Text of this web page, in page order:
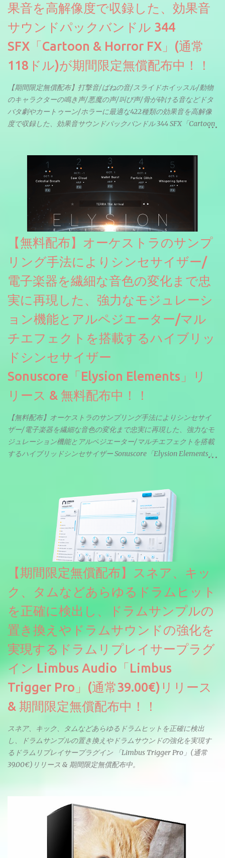
果音を高解像度で収録した、効果音
サウンドパックバンドル 344
SFX「Cartoon & Horror FX」(通常
118ドル)が期間限定無償配布中！！
【期間限定無償配布】打撃音/ばねの音/スライドホイッスル/動物
のキャラクターの鳴き声/悪魔の声/叫び声/骨が砕ける音などドタ
バタ劇やカートゥーン/ホラーに最適な422種類の効果音を高解像
度で収録した、効果音サウンドパックバンドル 344 SFX「Cartoon
【無料配布】オーケストラのサンプ
リング手法によりシンセサイザー/
電子楽器を繊細な音色の変化まで忠
実に再現した、強力なモジュレーシ
ョン機能とアルペジエーター/マル
チエフェクトを搭載するハイブリッ
ドシンセサイザー
Sonuscore「Elysion Elements」リ
リース & 無料配布中！！
【無料配布】オーケストラのサンプリング手法によりシンセサイ
ザー/電子楽器を繊細な音色の変化まで忠実に再現した、強力なモ
ジュレーション機能とアルペジエーター/マルチエフェクトを搭載
するハイブリッドシンセサイザー Sonuscore「Elysion Elements」
えるようになっています。総容量も7GBを超えます。複数の設定に
より音色が作りこまれているため、あらかじめアルペジオがプロ
グラムされているプリセットも多いですが、アルペジオを切るこ
とももちろんできます。 ほとんどのシンセライブラリは、音を一
度サンプリングしてベロシティで音量を調整します。 しかし、
ELYSIONは違います。ビンテージシンセを含む様々な音源から、
複数のベロシティレイヤーにわたって録音し、各レイヤーを整形
することで、弱く演奏した場合と強く演奏した場合で、全く異な
る音色が得られます。単に音量を変えただけの同じ音ではありま
せん。
【期間限定無償配布】スネア、キッ
ク、タムなどあらゆるドラムヒット
を正確に検出し、ドラムサンプルの
置き換えやドラムサウンドの強化を
実現するドラムリプレイサープラグ
イン Limbus Audio「Limbus
Trigger Pro」(通常39.00€)リリース
& 期間限定無償配布中！！
スネア、キック、タムなどあらゆるドラムヒットを正確に検出
し、ドラムサンプルの置き換えやドラムサウンドの強化を実現す
るドラムリプレイサープラグイン 「Limbus Trigger Pro」(通常
39.00€)リリース & 期間限定無償配布中。